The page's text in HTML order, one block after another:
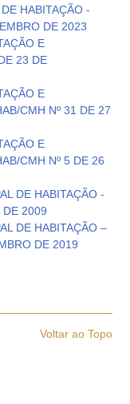
HABITAÇÃO -
DE 2023
E
23 DE
E
CMH Nº 31 DE 27
E
CMH Nº 5 DE 26
DE HABITAÇÃO -
DE 2009
DE HABITAÇÃO –
DE 2019
Voltar ao Topo